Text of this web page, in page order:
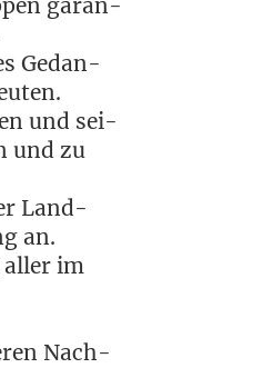
garan­
Gedan­
und sei­
und zu
Land­
an.
aller im
Nach­